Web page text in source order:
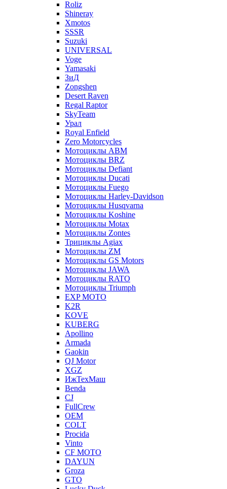
Roliz
Shineray
Xmotos
SSSR
Suzuki
UNIVERSAL
Voge
Yamasaki
ЗиД
Zongshen
Desert Raven
Regal Raptor
SkyTeam
Урал
Royal Enfield
Zero Motorcycles
Мотоциклы ABM
Мотоциклы BRZ
Мотоциклы Defiant
Мотоциклы Ducati
Мотоциклы Fuego
Мотоциклы Harley-Davidson
Мотоциклы Husqvarna
Мотоциклы Koshine
Мотоциклы Motax
Мотоциклы Zontes
Трициклы Agiax
Мотоциклы ZM
Мотоциклы GS Motors
Мотоциклы JAWA
Мотоциклы RATO
Мотоциклы Triumph
EXP MOTO
K2R
KOVE
KUBERG
Apollino
Armada
Gaokin
QJ Motor
XGZ
ИжТехМаш
Benda
CJ
FullCrew
OEM
COLT
Procida
Vinto
CF MOTO
DAYUN
Groza
GTO